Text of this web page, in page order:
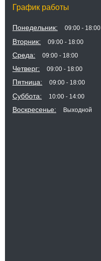
График работы
Понедельник 09:00 18:00
Вторник 09:00 18:00
Среда 09:00 18:00
Четверг 09:00 18:00
Пятница 09:00 18:00
Суббота 10:00 14:00
Воскресенье Выходной